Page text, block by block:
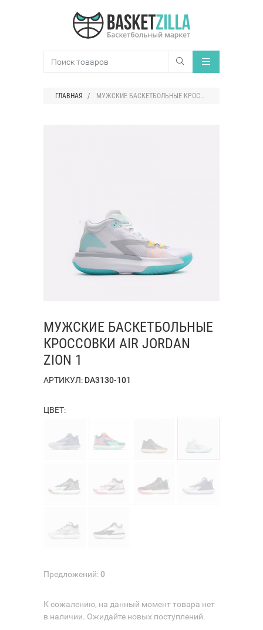
ГЛАВНАЯ МУЖСКИЕ БАСКЕТБОЛЬНЫЕ КРОССОВКИ AIR JORDAN ZION 1
МУЖСКИЕ БАСКЕТБОЛЬНЫЕ
КРОССОВКИ AIR JORDAN
ZION 1
АРТИКУЛ: DA3130-101
ЦВЕТ:
Предложений:0
К сожалению, на данный момент товара нет
в наличии. Ожидайте новых поступлений.